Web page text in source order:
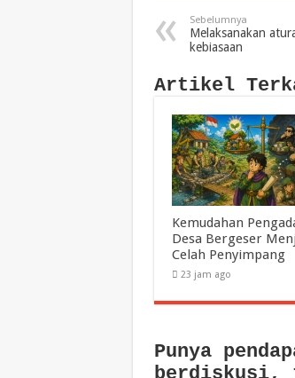
Sebelumnya
Melaksanakan
kebiasaan
Artikel
Kemudahan
Desa Bergeser
Celah Penyimpang
23 jam ago
Punya